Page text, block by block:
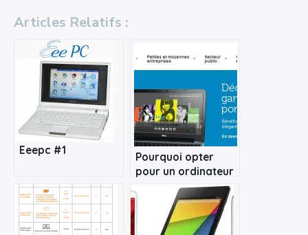
Articles Relatifs :
Eeepc #1
Pourquoi opter
pour un ordinateur
tout-en-un ?